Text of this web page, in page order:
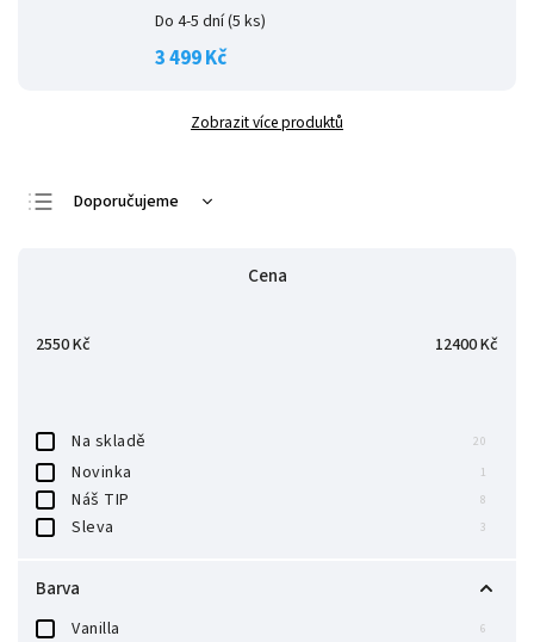
Do 4-5 dní(5 ks)
3 499 Kč
Zobrazit více produktů
Doporučujeme
Abecedně
Cena
2550Kč 12400Kč
Na skladě 20
Novinka 1
Náš TIP 8
Sleva 3
Barva
Vanilla 6